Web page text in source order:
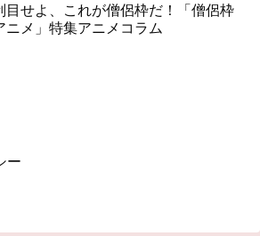
目せよ、これが僧侶枠だ！「僧侶枠
ニメ」特集アニメコラム
ー